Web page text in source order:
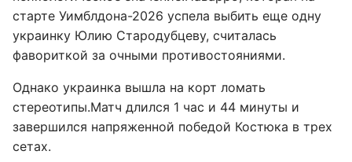
старте Уимблдона-2026 успела выбить еще одну
украинку Юлию Стародубцеву, считалась
фавориткой за очными противостояниями.
Однако украинка вышла на корт ломать
стереотипы.Матч длился 1 час и 44 минуты и
завершился напряженной победой Костюка в трех
сетах.